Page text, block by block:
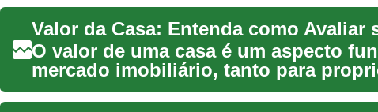
Valor da Casa: Entenda como Avaliar
O valor de uma casa é um aspecto
mercado imobiliário, tanto para
para potenciais ...